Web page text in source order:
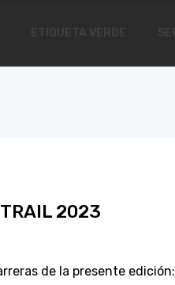
2023
de la presente edición: